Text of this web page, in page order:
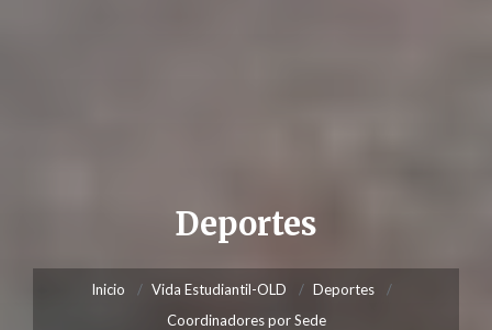
Deportes
Inicio Vida Estudiantil-OLD
Deportes
Coordinadores por Sede